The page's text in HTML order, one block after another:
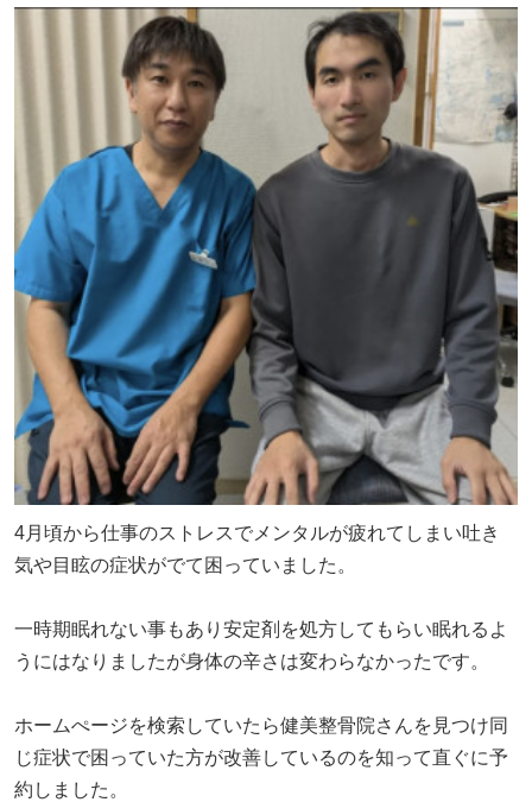
4月頃から仕事のストレスでメンタルが疲れてしまい吐き
気や目眩の症状がでて困っていました。
一時期眠れない事もあり安定剤を処方してもらい眠れるよ
うにはなりましたが身体の辛さは変わらなかったです。
ホームぺージを検索していたら健美整骨院さんを見つけ同
じ症状で困っていた方が改善しているのを知って直ぐに予
約しました。